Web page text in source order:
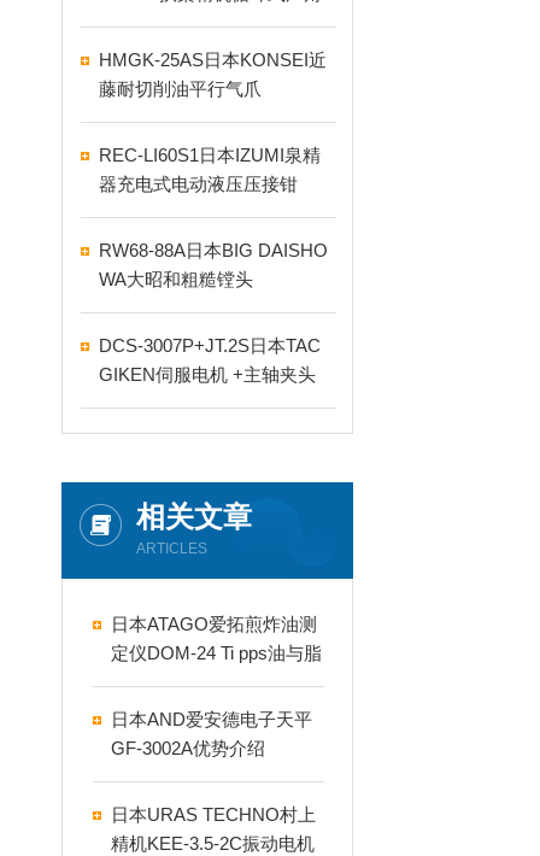
自动喷嘴
HMGK-25AS日本KONSEI近
藤耐切削油平行气爪
REC-LI60S1日本IZUMI泉精
器充电式电动液压压接钳
RW68-88A日本BIG DAISHO
WA大昭和粗糙镗头
DCS-3007P+JT.2S日本TAC
GIKEN伺服电机 +主轴夹头
相关文章
ARTICLES
日本ATAGO爱拓煎炸油测
定仪DOM-24 Ti pps油与脂
肪的关系区分
日本AND爱安德电子天平
GF-3002A优势介绍
日本URAS TECHNO村上
精机KEE-3.5-2C振动电机